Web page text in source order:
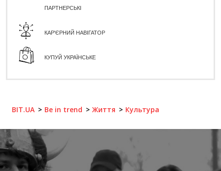
ПАРТНЕРСЬКІ
КАР'ЄРНИЙ НАВІГАТОР
КУПУЙ УКРАЇНСЬКЕ
BIT.UA Be in trend Життя Культура